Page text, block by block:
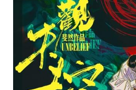
拼團快團群組
劇本殺介紹
新手須知
預約方法